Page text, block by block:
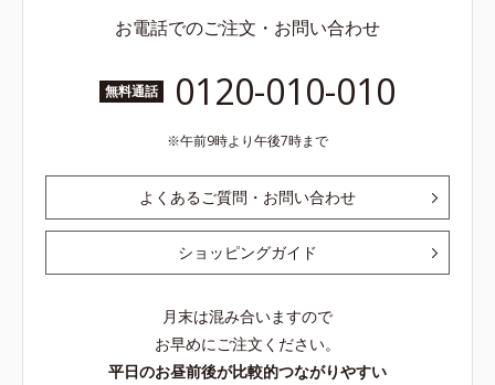
お電話でのご注文・お問い合わせ
無料通話 0120-010-010
午前9時より午後7時まで
よくあるご質問・お問い合わせ
ショッピングガイド
月末は混み合いますので
お早めにご注文ください。
平日のお昼前後が比較的つながりやすい